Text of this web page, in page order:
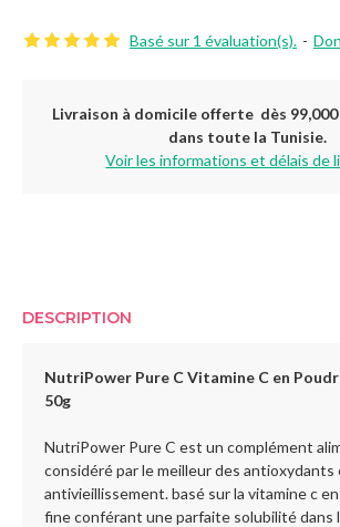
Basé sur 1 évaluation(s). -
Livraison à domicile offerte dès
dans toute la Tunisie.
Voir les informations et délais de
DESCRIPTION
NutriPower Pure C Vitamine C en
50g
NutriPower Pure C est un complément
considéré par le meilleur des
antivieillissement. ​basé sur la vitamine c
fine conférant une parfaite solubilité dans